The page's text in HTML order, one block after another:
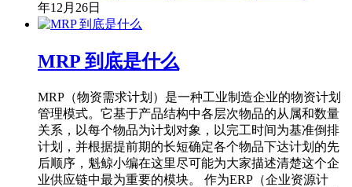
年12月26日
MRP 到底是什么
MRP（物资需求计划）是一种工业制造企业的物资计划
管理模式。它基于产品结构中各层次物品的从属和数量
关系，以每个物品为计划对象，以完工时间为基准倒排
计划，并根据提前期的长短确定各个物品下达计划的先
后顺序，魁鲸小编在这里尽可能为大家描述清楚这个企
业供应链中最为重要的模块。 作为ERP（企业资源计